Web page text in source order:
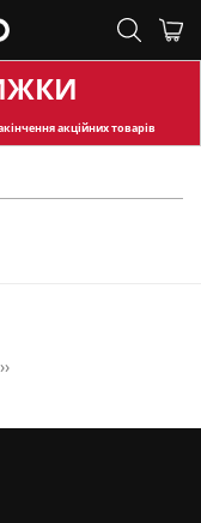
акційних товарів
››